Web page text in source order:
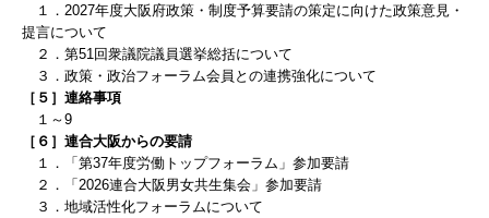
１． 2027年度大阪府政策・制度予算要請の策定に向けた政策意見・
提言について
２． 第51回衆議院議員選挙総括について
３．政策・政治フォーラム会員との連携強化について
［５］連絡事項
１～9
［６］連合大阪からの要請
１．「第37年度労働トップフォーラム」参加要請
２．「2026連合大阪男女共生集会」参加要請
３． 地域活性化フォーラムについて